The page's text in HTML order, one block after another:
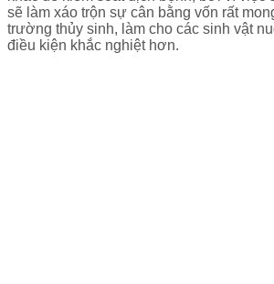
sẽ làm xáo trộn sự cân bằng vốn rất
trường thủy sinh, làm cho các sinh vật
điều kiện khắc nghiệt hơn.